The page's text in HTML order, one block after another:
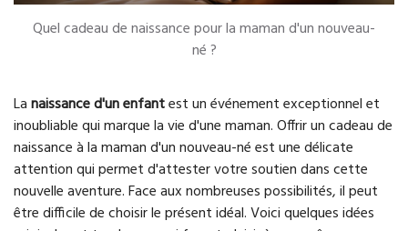
Quel cadeau de naissance pour la maman d'un nouveau-
né ?
Lanaissance d'un enfantest un événement exceptionnel et
inoubliable qui marque la vie d'une maman. Offrir un cadeau de
naissance à la maman d'un nouveau-né est une délicate
attention qui permet d'attester votre soutien dans cette
nouvelle aventure. Face aux nombreuses possibilités, il peut
être difficile de choisir le présent idéal. Voici quelques idées